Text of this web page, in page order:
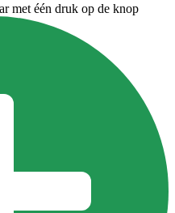
met één druk op de knop